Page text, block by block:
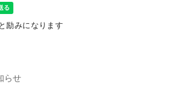
励みになります
らせ